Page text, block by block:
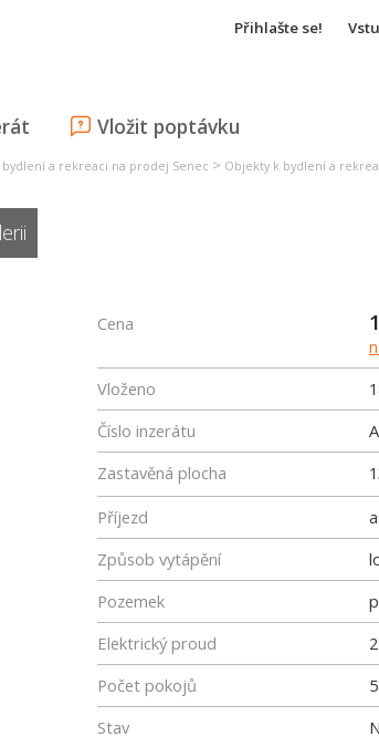
Přihlašte se!
Vložit poptávku
bydlení a rekreaci na prodej Senec > Objekty k bydlení a
Cena
Vloženo
Číslo inzerátu
Zastavěná plocha
Příjezd
Způsob vytápění
Pozemek
Elektrický proud
Počet pokojů
5
Stav